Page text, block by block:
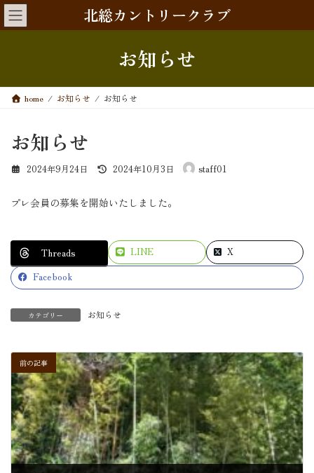
コ
ン
テ
ス
ナ
ビ
ゲ
ン
北総カントリークラブ
お知らせ
home お知らせ お知らせ
お知らせ
2024年9月24日
最
新
:
2024年10月3日 staff01
プレ会員の募集を開始いたしました。
Facebook
X
Threads LINE
カテゴリー お知らせ
前の記事